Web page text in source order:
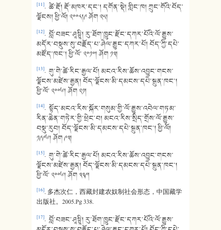
[11]. ཚེ་རྡོ། རྡོ་མཁར་དང་། དགོན་སྡེ། གླིང་ཁ། ཀྲུང་གོའི་བོད་
ལྗོངས། ཕྱི་ལོ། ༢༠༠༨།༩ ཤོག ༢༥།
[12]. བློ་བཟང་ཤཱསྟྲཱི། རུ་ཐོག་ཁྱུང་རྫོང་དཀར་པོའི་ལོ་རྒྱུས་
མདོར་བསྡུས་སུ་བརྗོད་པ་ཤེལ་རྒྱུང་དཀར་པོ། བོད་ཀྱི་དཔེ་
མཛོད་ཁང་། ཕྱི་ལོ་ ༢༠༡༠། ཤོག ༡༣།
[13]. གུ་གེ་ཚེ་རིང་རྒྱལ་པོ། མངའ་རིས་ཆོས་འབྱུང་གངས་
ལྗོངས་མཛེས་རྒྱན། བོད་ལྗོངས་མི་དམངས་དཔེ་སྐྲུན་ཁང་།
ཕྱི་ལོ་ ༢༠༠༦། ཤོག ༢༡།
[14]. སྟོད་མངའ་རིས་སྐོར་གསུམ་གྱི་ལོ་རྒྱུས་འབེལ་གཏམ་
རིན་ཆེན་གཏེར་གྱི་ཕྲེང་བ། མངའ་རིས་སྲིད་གྲོས་ལོ་རྒྱུས་
བསྡུ་རུབ། བོད་ལྗོངས་མི་དམངས་དཔེ་སྐྲུན་ཁང་། ཕྱི་ལོ།
༡༩༩༦། ཤོག ༩༣།
[15]. གུ་གེ་ཚེ་རིང་རྒྱལ་པོ། མངའ་རིས་ཆོས་འབྱུང་གངས་
ལྗོངས་མཛེས་རྒྱན། བོད་ལྗོངས་མི་དམངས་དཔེ་སྐྲུན་ཁང་།
ཕྱི་ལོ་ ༢༠༠༦། ཤོག ༣༣༩།
[16]. 多杰次仁，西藏封建农奴制社会形态，中国藏学
出版社。2005.Pg 338.
[17]. བློ་བཟང་ཤཱསྟྲཱི། རུ་ཐོག་ཁྱུང་རྫོང་དཀར་པོའི་ལོ་རྒྱུས་